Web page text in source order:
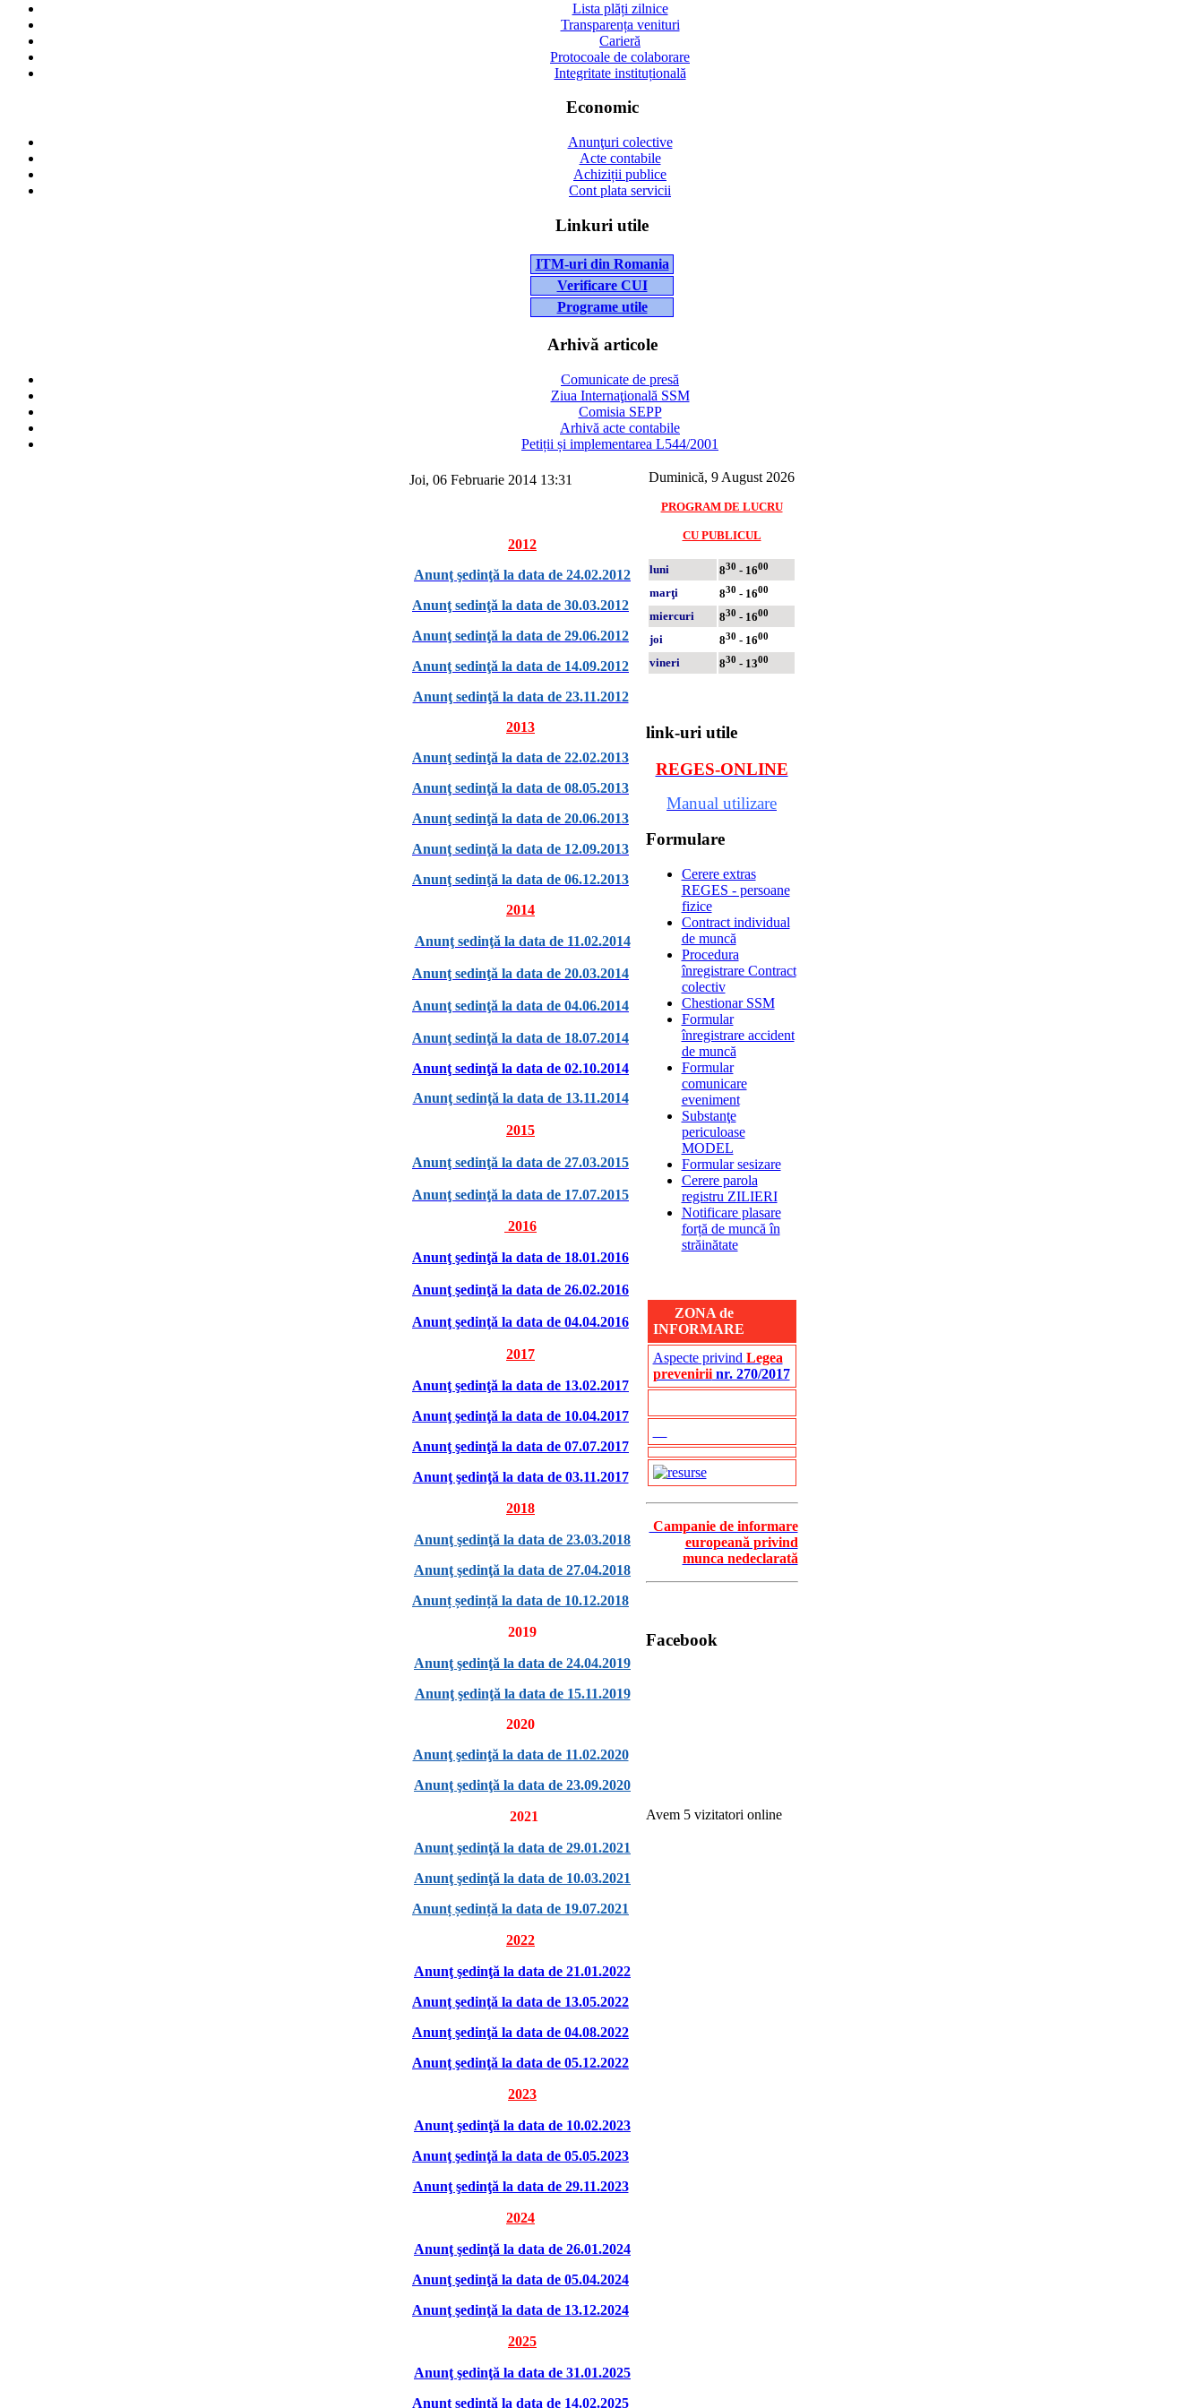
Lista plăți zilnice
Transparența venituri
Carieră
Protocoale de colaborare
Integritate instituțională
Economic
Anunţuri colective
Acte contabile
Achiziții publice
Cont plata servicii
Linkuri utile
ITM-uri din Romania
Verificare CUI
Programe utile
Arhivă articole
Comunicate de presă
Ziua Internaţională SSM
Comisia SEPP
Arhivă acte contabile
Petiții și implementarea L544/2001
Joi, 06 Februarie 2014 13:31
2012
Anunţ şedinţă la data de 24.02.2012
Anunţ sedinţă la data de 30.03.2012
Anunţ sedinţă la data de 29.06.2012
Anunţ sedinţă la data de 14.09.2012
Anunţ sedinţă la data de 23.11.2012
2013
Anunţ sedinţă la data de 22.02.2013
Anunţ sedinţă la data de 08.05.2013
Anunţ sedinţă la data de 20.06.2013
Anunţ sedinţă la data de 12.09.2013
Anunţ sedinţă la data de 06.12.2013
2014
Anunţ sedinţă la data de 11.02.2014
Anunţ sedinţă la data de 20.03.2014
Anunţ sedinţă la data de 04.06.2014
Anunţ sedinţă la data de 18.07.2014
Anunţ sedinţă la data de 02.10.2014
Anunţ sedinţă la data de 13.11.2014
2015
Anunţ sedinţă la data de 27.03.2015
Anunţ sedinţă la data de 17.07.2015
2016
Anunţ şedinţă la data de 18.01.2016
Anunţ şedinţă la data de 26.02.2016
Anunţ şedinţă la data de 04.04.2016
2017
Anunţ şedinţă la data de 13.02.2017
Anunţ şedinţă la data de 10.04.2017
Anunţ şedinţă la data de 07.07.2017
Anunţ şedinţă la data de 03.11.2017
2018
Anunţ şedinţă la data de 23.03.2018
Anunţ şedinţă la data de 27.04.2018
Anunț ședință la data de 10.12.2018
2019
Anunţ şedinţă la data de 24.04.2019
Anunţ şedinţă la data de 15.11.2019
2020
Anunţ şedinţă la data de 11.02.2020
Anunţ şedinţă la data de 23.09.2020
2021
Anunţ şedinţă la data de 29.01.2021
Anunţ şedinţă la data de 10.03.2021
Anunț ședință la data de 19.07.2021
2022
Anunţ şedinţă la data de 21.01.2022
Anunţ şedinţă la data de 13.05.2022
Anunţ şedinţă la data de 04.08.2022
Anunţ şedinţă la data de 05.12.2022
2023
Anunţ şedinţă la data de 10.02.2023
Anunţ şedinţă la data de 05.05.2023
Anunţ şedinţă la data de 29.11.2023
2024
Anunţ şedinţă la data de 26.01.2024
Anunţ şedinţă la data de 05.04.2024
Anunţ şedinţă la data de 13.12.2024
2025
Anunţ şedinţă la data de 31.01.2025
Anunţ şedinţă la data de 14.02.2025
Duminică, 9 August 2026
PROGRAM DE LUCRU
CU PUBLICUL
luni 830 - 1600
marţi 830 - 1600
miercuri 830 - 1600
joi 830 - 1600
vineri 830 - 1300
link-uri utile
REGES-ONLINE
Manual utilizare
Formulare
Cerere extras
REGES - persoane
fizice
Contract individual
de muncă
Procedura
înregistrare Contract
colectiv
Chestionar SSM
Formular
înregistrare accident
de muncă
Formular
comunicare
eveniment
Substanţe
periculoase
MODEL
Formular sesizare
Cerere parola
registru ZILIERI
Notificare plasare
forță de muncă în
străinătate
ZONA de
INFORMARE
Aspecte privind Legea
preveniriinr. 270/2017
Campanie de informare
europeană privind
munca nedeclarată
Facebook
Avem 5 vizitatori online